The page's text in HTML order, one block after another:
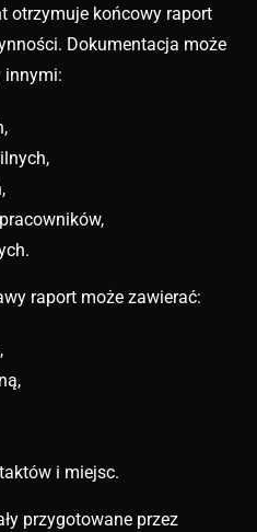
otrzymuje końcowy raport
Dokumentacja może
innymi:
raport może zawierać:
i miejsc.
przygotowane przez